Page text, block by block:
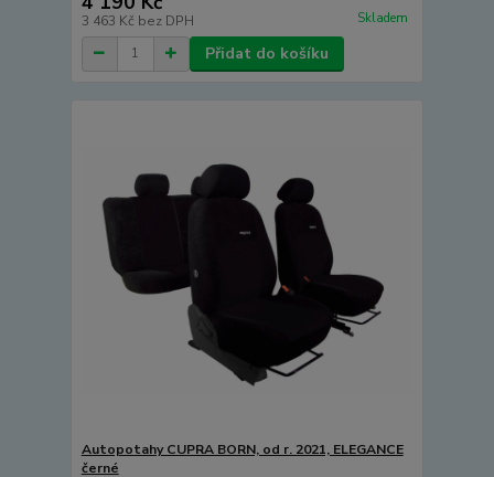
3 463 Kč bez DPH Skladem
Přidat do košíku
Autopotahy CUPRA BORN, od r. 2021, ELEGANCE
černé